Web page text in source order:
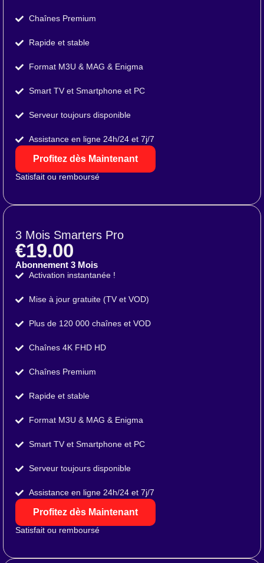
Chaînes Premium
Rapide et stable
Format M3U & MAG & Enigma
Smart TV et Smartphone et PC
Serveur toujours disponible
Assistance en ligne 24h/24 et 7j/7
Profitez dès Maintenant
Satisfait ou remboursé
3 Mois Smarters Pro
€19.00
Abonnement 3 Mois
Activation instantanée !
Mise à jour gratuite (TV et VOD)
Plus de 120 000 chaînes et VOD
Chaînes 4K FHD HD
Chaînes Premium
Rapide et stable
Format M3U & MAG & Enigma
Smart TV et Smartphone et PC
Serveur toujours disponible
Assistance en ligne 24h/24 et 7j/7
Profitez dès Maintenant
Satisfait ou remboursé